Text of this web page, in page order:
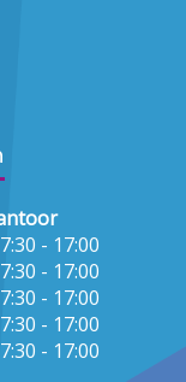
7:30 - 17:00
7:30 - 17:00
7:30 - 17:00
7:30 - 17:00
7:30 - 17:00